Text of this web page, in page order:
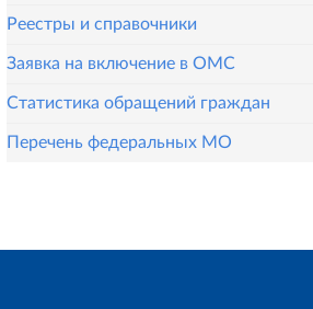
Реестры и справочники
Заявка на включение в ОМС
Статистика обращений граждан
Перечень федеральных МО